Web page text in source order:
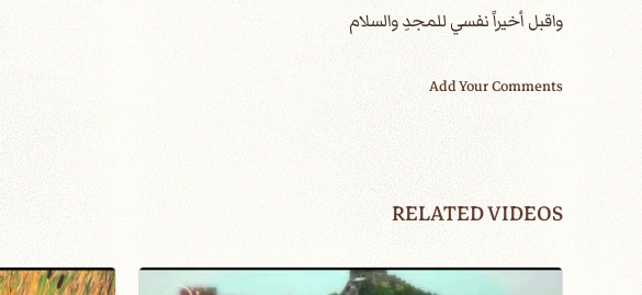
واقبل أخيراً نفسي للمجدِ والسلام
Add Your Comments
RELATED VIDEOS